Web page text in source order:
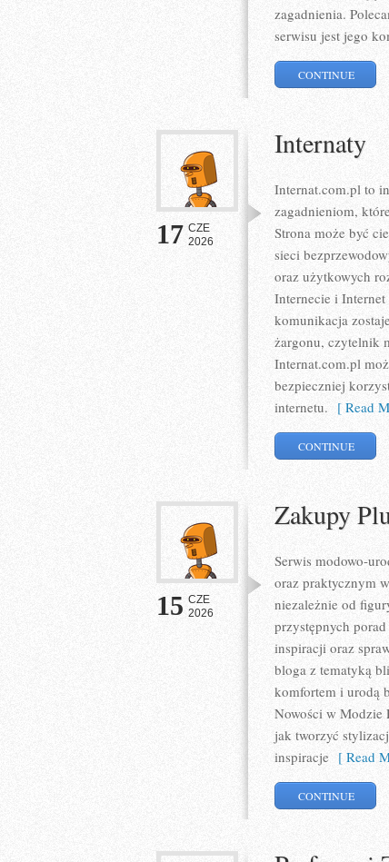
zagadnienia.
serwisu jest jego
CONTINUE
17 CZE
2026
Internaty
Internat.com.pl to
zagadnieniom,
Strona może być
sieci
oraz użytkowych
Internecie i
komunikacja
żargonu, czytelnik
Internat.com.pl
bezpieczniej
internetu. [ Read
CONTINUE
15 CZE
2026
Zakupy
Serwis modowo-
oraz praktycznym
niezależnie od
przystępnych
inspiracji oraz
bloga z tematyką
komfortem i urodą
Nowości w Modzie
jak tworzyć
inspiracje [ Read
CONTINUE